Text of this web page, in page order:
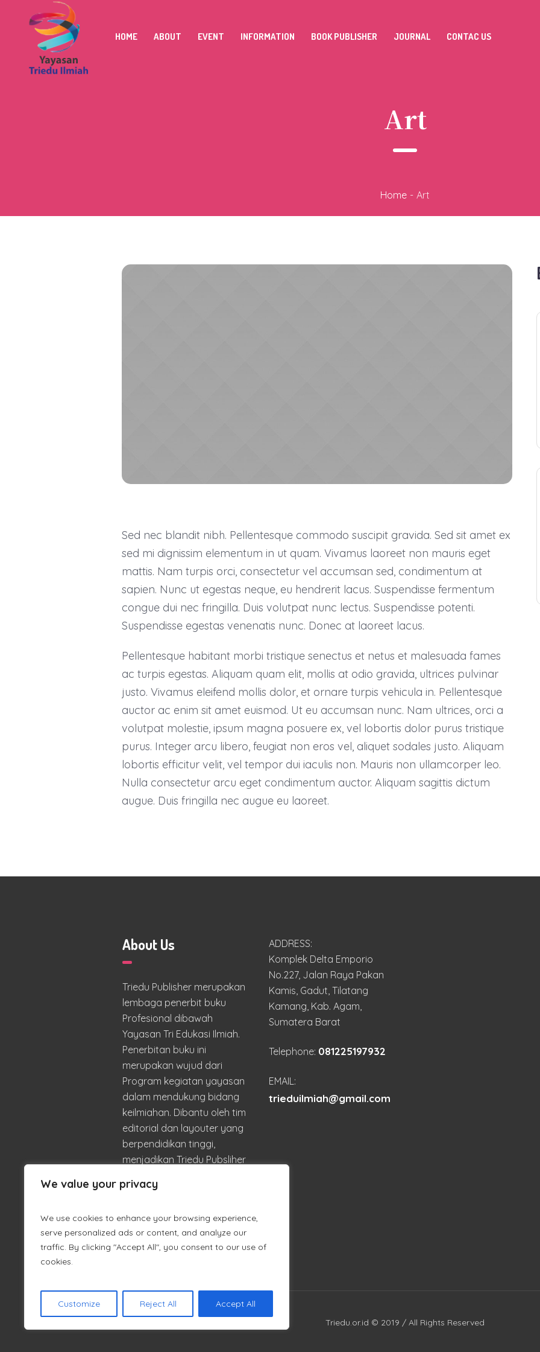
We value your privacy
We use cookies to enhance your browsing experience,
serve personalized ads or content, and analyze our
traffic. By clicking "Accept All", you consent to our use of
cookies.
Customize Reject All Accept All
HOME ABOUT EVENT INFORMATION BOOK PUBLISHER JOURNAL CONTAC US
Art
Home - Art
Sed nec blandit nibh. Pellentesque commodo suscipit gravida. Sed sit amet ex
sed mi dignissim elementum in ut quam. Vivamus laoreet non mauris eget
mattis. Nam turpis orci, consectetur vel accumsan sed, condimentum at
sapien. Nunc ut egestas neque, eu hendrerit lacus. Suspendisse fermentum
congue dui nec fringilla. Duis volutpat nunc lectus. Suspendisse potenti.
Suspendisse egestas venenatis nunc. Donec at laoreet lacus.
Pellentesque habitant morbi tristique senectus et netus et malesuada fames
ac turpis egestas. Aliquam quam elit, mollis at odio gravida, ultrices pulvinar
justo. Vivamus eleifend mollis dolor, et ornare turpis vehicula in. Pellentesque
auctor ac enim sit amet euismod. Ut eu accumsan nunc. Nam ultrices, orci a
volutpat molestie, ipsum magna posuere ex, vel lobortis dolor purus tristique
purus. Integer arcu libero, feugiat non eros vel, aliquet sodales justo. Aliquam
lobortis efficitur velit, vel tempor dui iaculis non. Mauris non ullamcorper leo.
Nulla consectetur arcu eget condimentum auctor. Aliquam sagittis dictum
augue. Duis fringilla nec augue eu laoreet.
About Us
Triedu Publisher merupakan
lembaga penerbit buku
Profesional dibawah
Yayasan Tri Edukasi Ilmiah.
Penerbitan buku ini
merupakan wujud dari
Program kegiatan yayasan
dalam mendukung bidang
keilmiahan. Dibantu oleh tim
editorial dan layouter yang
berpendidikan tinggi,
menjadikan Triedu Pubsliher
yang berkualitas dan
kalangan akademisi.
ADDRESS:
Komplek Delta Emporio
No.227, Jalan Raya Pakan
Kamis, Gadut, Tilatang
Kamang, Kab. Agam,
Sumatera Barat
Telephone: 081225197932
EMAIL:
trieduilmiah@gmail.com
Triedu.or.id © 2019 / All Rights Reserved